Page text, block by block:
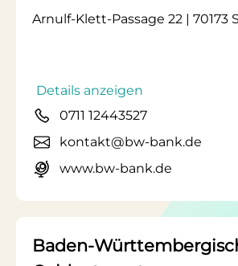
Arnulf-Klett-Passage 22 | 70173
Details anzeigen
0711 12443527
kontakt@bw-bank.de
www.bw-bank.de
Baden-